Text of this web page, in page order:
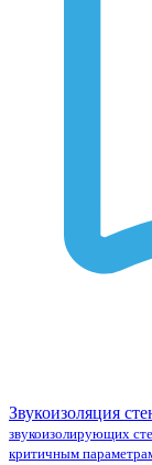
Звукоизоляция
звукоизолирующих
критичным